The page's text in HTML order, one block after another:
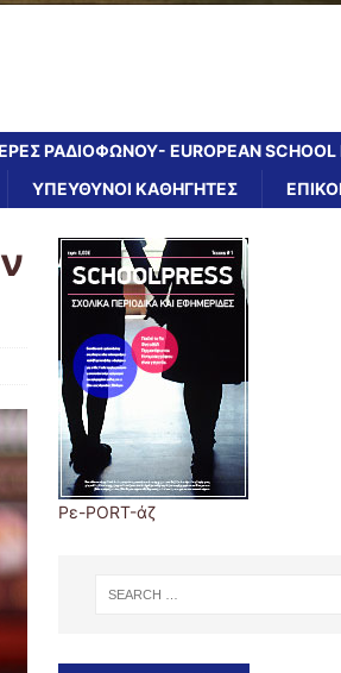
ΡΑΔΙΟΦΩΝΟΥ- EUROPEAN SCHOOL
ΥΠΕΥΘΥΝΟΙ ΚΑΘΗΓΗΤΕΣ
Ρε-PORT-άζ